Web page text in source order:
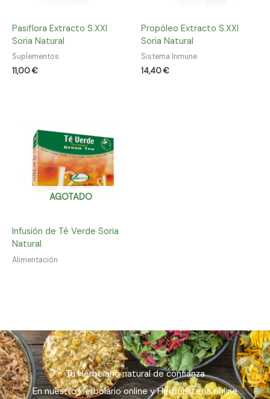
Pasiflora Extracto S.XXI
Soria Natural
Suplementos
11,00€
Propóleo Extracto S.XXI
Soria Natural
Sistema Inmune
14,40€
AGOTADO
Infusión de Té Verde Soria
Natural
Alimentación
Tu Herbolario natural de confianza
En nuestro Herbolario online y Herboristería online